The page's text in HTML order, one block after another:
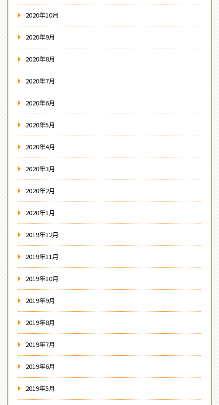
2020年10月
2020年9月
2020年8月
2020年7月
2020年6月
2020年5月
2020年4月
2020年3月
2020年2月
2020年1月
2019年12月
2019年11月
2019年10月
2019年9月
2019年8月
2019年7月
2019年6月
2019年5月